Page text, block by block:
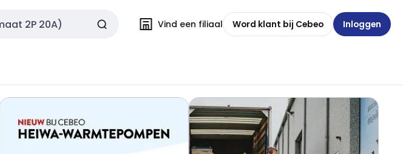
Vind een filiaal Word klant bij Cebeo Inloggen